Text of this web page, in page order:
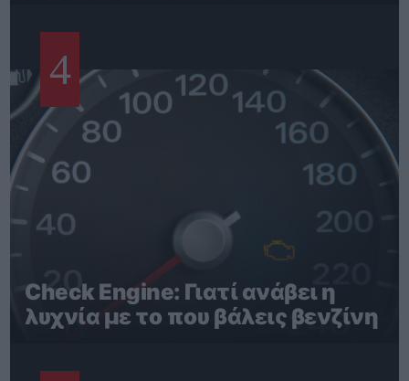
4
Check Engine: Γιατί ανάβει η
λυχνία με το που βάλεις βενζίνη